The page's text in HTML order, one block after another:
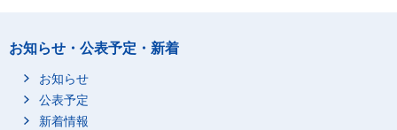
お知らせ・公表予定・新着
お知らせ
公表予定
新着情報